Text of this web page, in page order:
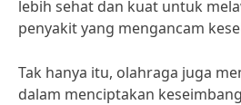
lebih sehat dan kuat untuk
penyakit yang mengancam
Tak hanya itu, olahraga juga
dalam menciptakan